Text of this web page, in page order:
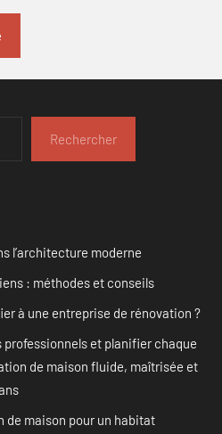
Rechercher
l’architecture moderne
: méthodes et conseils
à une entreprise de rénovation ?
professionnels et planifier chaque
de maison fluide, maîtrisée et
de maison pour un habitat